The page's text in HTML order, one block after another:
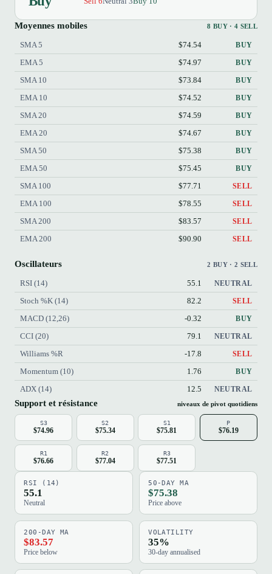
Moyennes mobiles 8 BUY · 4 SELL
SMA 5 $74.54 BUY
EMA 5 $74.97 BUY
SMA 10 $73.84 BUY
EMA 10 $74.52 BUY
SMA 20 $74.59 BUY
EMA 20 $74.67 BUY
SMA 50 $75.38 BUY
EMA 50 $75.45 BUY
SMA 100 $77.71 SELL
EMA 100 $78.55 SELL
SMA 200 $83.57 SELL
EMA 200 $90.90 SELL
Oscillateurs 2 BUY · 2 SELL
RSI (14) 55.1 NEUTRAL
Stoch %K (14) 82.2 SELL
MACD (12,26) -0.32 BUY
CCI (20) 79.1 NEUTRAL
Williams %R -17.8 SELL
Momentum (10) 1.76 BUY
ADX (14) 12.5 NEUTRAL
Support et résistance niveaux de pivot quotidiens
S3
$74.96
S2
$75.34
S1
$75.81
P
$76.19
R1
$76.66
R2
$77.04
R3
$77.51
RSI (14)
55.1
Neutral
50-DAY MA
$75.38
Price above
200-DAY MA
$83.57
Price below
VOLATILITY
35%
30-day annualised